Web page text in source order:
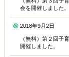
会を開催しました。
2018年9月2日
（無料）第２回子
開催しました。